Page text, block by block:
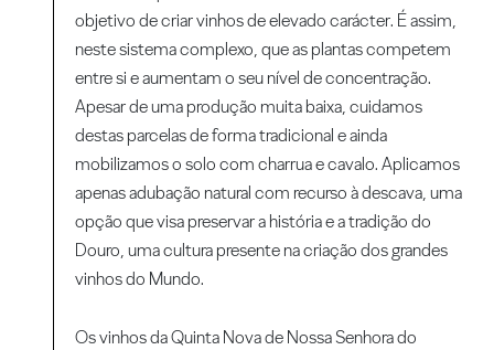
objetivo de criar vinhos de elevado carácter. É assim,
neste sistema complexo, que as plantas competem
entre si e aumentam o seu nível de concentração.
Apesar de uma produção muita baixa, cuidamos
destas parcelas de forma tradicional e ainda
mobilizamos o solo com charrua e cavalo. Aplicamos
apenas adubação natural com recurso à descava, uma
opção que visa preservar a história e a tradição do
Douro, uma cultura presente na criação dos grandes
vinhos do Mundo.
Os vinhos da Quinta Nova de Nossa Senhora do